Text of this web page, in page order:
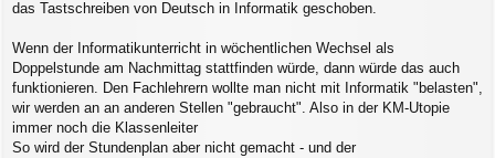
das Tastschreiben von Deutsch in Informatik geschoben.
Wenn der Informatikunterricht in wöchentlichen Wechsel als
Doppelstunde am Nachmittag stattfinden würde, dann würde das auch
funktionieren. Den Fachlehrern wollte man nicht mit Informatik "belasten",
wir werden an an anderen Stellen "gebraucht". Also in der KM-Utopie
immer noch die Klassenleiter
So wird der Stundenplan aber nicht gemacht - und der